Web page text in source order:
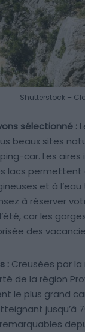
Shutterstock –
sélectionné :
beaux sites
car. Les
lacs permettent
et à
à réserver
car les
des
: Creusées par la
de la région
le plus grand
jusqu’à